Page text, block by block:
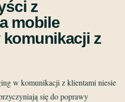
z
mobile
z
w komunikacji z klientami niesie
się do poprawy